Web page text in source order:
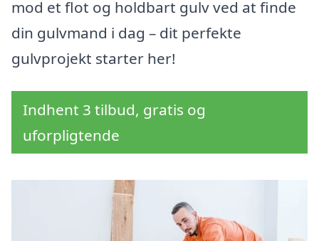
mod et flot og holdbart gulv ved at finde
din gulvmand i dag – dit perfekte
gulvprojekt starter her!
Indhent 3 tilbud, gratis og
uforpligtende